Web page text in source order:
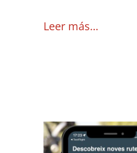
Leer más…
Com
seguir